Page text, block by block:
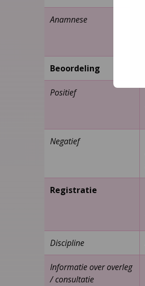
Anamnese
Beoordeling
Positief
Negatief
Registratie
Discipline
Informatie over overleg
/ consultatie